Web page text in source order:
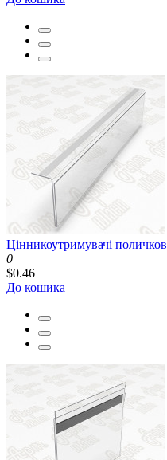
Цінникоутримувачі
0
$0.46
До кошика